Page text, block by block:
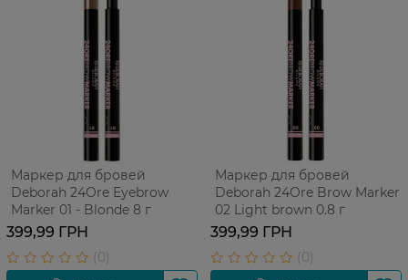
Маркер для бровей
Deborah 24Ore Eyebrow
Marker 01 - Blonde 8 г
399,99 ГРН
Маркер для бровей
Deborah 24Ore Brow Marker
02 Light brown 0.8 г
399,99 ГРН